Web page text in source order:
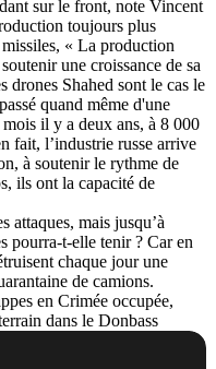
sur le front, note Vincent
toujours plus
« La production
une croissance de sa
drones Shahed sont le cas le
quand même d'une
il y a deux ans, à 8 000
fait, l’industrie russe arrive
à soutenir le rythme de
ils ont la capacité de
attaques, mais jusqu’à
pourra-t-elle tenir ? Car en
chaque jour une
de camions.
en Crimée occupée,
dans le Donbass